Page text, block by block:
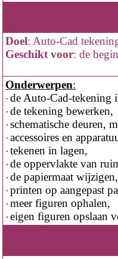
Doel: Auto-Cad
Geschikt voor: de
Onderwerpen:
· de Auto-Cad-tekening
· de tekening bewerken,
· schematische deuren,
· accessoires en
· tekenen in lagen,
· de oppervlakte van
· de papiermaat wijzigen,
· printen op aangepast
· meer figuren ophalen,
· eigen figuren opslaan